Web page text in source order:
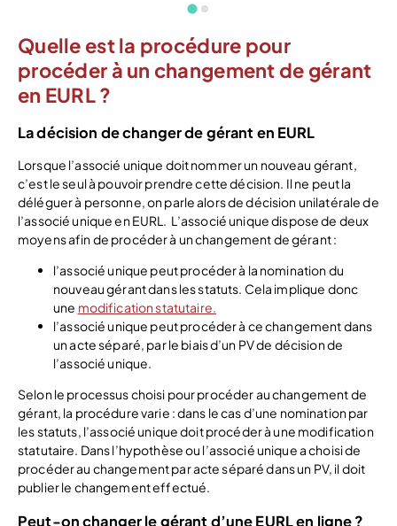
Quelle est la procédure pour
procéder à un changement de gérant
en EURL ?
La décision de changer de gérant en EURL
Lorsque l’associé unique doit nommer un nouveau gérant,
c’est le seul à pouvoir prendre cette décision. Il ne peut la
déléguer à personne, on parle alors de décision unilatérale de
l’associé unique en EURL. L’associé unique dispose de deux
moyens afin de procéder à un changement de gérant :
l’associé unique peut procéder à la nomination du
nouveau gérant dans les statuts. Cela implique donc
une modification statutaire.
l’associé unique peut procéder à ce changement dans
un acte séparé, par le biais d’un PV de décision de
l’associé unique.
Selon le processus choisi pour procéder au changement de
gérant, la procédure varie : dans le cas d’une nomination par
les statuts, l’associé unique doit procéder à une modification
statutaire. Dans l’hypothèse ou l’associé unique a choisi de
procéder au changement par acte séparé dans un PV, il doit
publier le changement effectué.
Peut-on changer le gérant d’une EURL en ligne ?